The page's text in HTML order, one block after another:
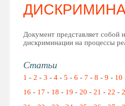
n
R
u
Документ представляет собой
дискриминации на процессы
Статьи
1 - 2 - 3 - 4 - 5 - 6 - 7 - 8 - 9 - 10
16 - 17 - 18 - 19 - 20 - 21 - 22 -